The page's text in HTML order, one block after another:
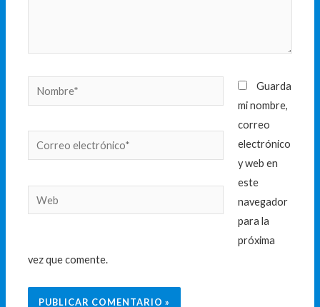
Nombre*
Correo
electrónico*
Web
Guarda
mi nombre,
correo
electrónico
y web en
este
navegador
para la
próxima
vez que comente.